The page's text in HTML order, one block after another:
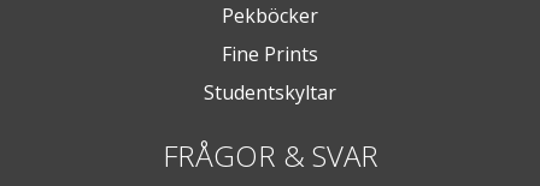
Pekböcker
Fine Prints
Studentskyltar
FRÅGOR & SVAR